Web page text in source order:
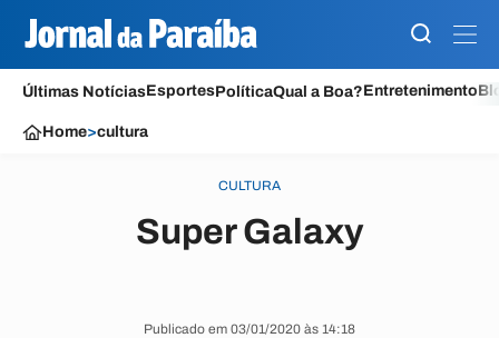
Últimas NotíciasEsportesPolíticaQual a Boa?Entretenimento
Home>cultura
CULTURA
Super Galaxy
Publicado em 03/01/2020 às 14:18